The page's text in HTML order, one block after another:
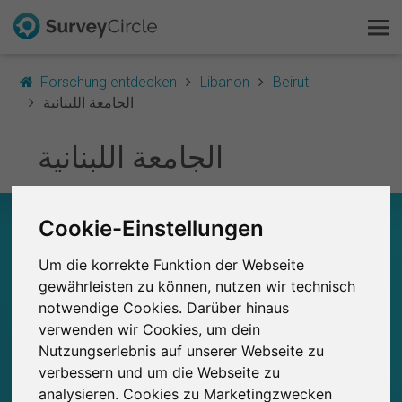
Cookie-Einstellungen
Um die korrekte Funktion der Webseite
gewährleisten zu können, nutzen wir technisch
notwendige Cookies. Darüber hinaus
verwenden wir Cookies, um dein
Nutzungserlebnis auf unserer Webseite zu
verbessern und um die Webseite zu
analysieren. Cookies zu Marketingzwecken
Forschung entdecken Libanon
Beirut
الجامعة اللبنانية
الجامعة اللبنانية
الجامعة اللبنانية – AUF EINEN BLICK
0
Bisher bei SurveyCircle veröffentlichte
Studien
0
Aktuell bei SurveyCircle veröffentlichte
Das ist SurveyCircle
Survey Ranking
Forschung entdecken
FAQ
Kostenlos registrieren
Anmelden